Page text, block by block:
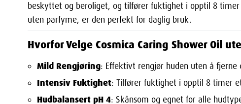
beskyttet og beroliget, og tilfører fuktighet i opptil 8
uten parfyme, er den perfekt for daglig bruk.
Hvorfor Velge Cosmica Caring Shower Oil
Mild Rengjøring: Effektivt rengjør huden uten å fjerne
Intensiv Fuktighet: Tilfører fuktighet i opptil 8 timer
Hudbalansert pH 4: Skånsom og egnet for alle